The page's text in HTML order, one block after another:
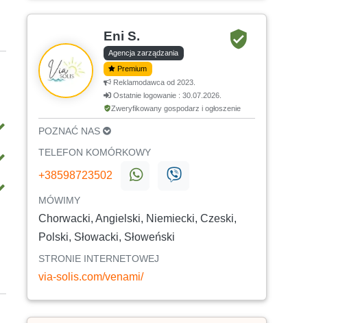
Eni S.
Agencja zarządzania
Premium
Reklamodawca od 2023.
Ostatnie logowanie : 30.07.2026.
Zweryfikowany gospodarz i ogłoszenie
POZNAĆ NAS
TELEFON KOMÓRKOWY
+38598723502
MÓWIMY
Chorwacki, Angielski, Niemiecki, Czeski,
Polski, Słowacki, Słoweński
STRONIE INTERNETOWEJ
via-solis.com/venami/